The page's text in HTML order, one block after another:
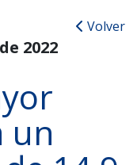
Volver
2022
un